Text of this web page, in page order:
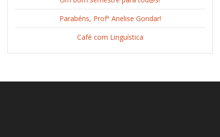
Parabéns, Profª Anelise Gondar!
Café com Linguística